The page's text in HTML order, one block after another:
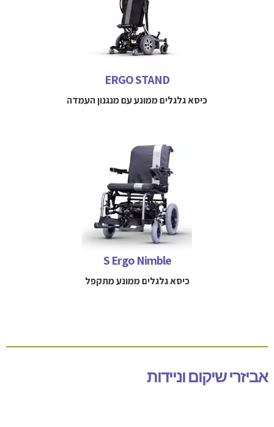
ERGO STAND
כיסא גלגלים ממונע עם מנגנון העמדה
כיסא גלגלים ממונע עם מנגנון העמדה
למידע נוסף חייגו
052-3114712
S Ergo Nimble
כיסא גלגלים ממונע מתקפל
כיסא גלגלים ממונע מתקפל
למידע נוסף חייגו
052-3114712
אביזרי שיקום וניידות